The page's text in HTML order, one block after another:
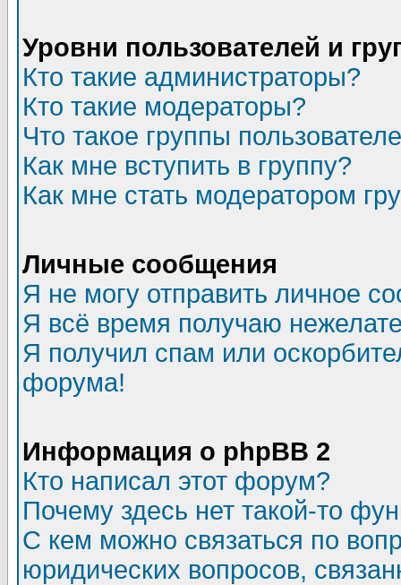
Уровни пользователей и
Кто такие администраторы?
Кто такие модераторы?
Что такое группы
Как мне вступить в группу?
Как мне стать модератором
Личные сообщения
Я не могу отправить личное
Я всё время получаю
Я получил спам или
форума!
Информация о phpBB 2
Кто написал этот форум?
Почему здесь нет такой-то
С кем можно связаться по
юридических вопросов,